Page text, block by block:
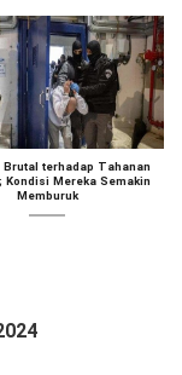
Brutal terhadap Tahanan
Kondisi Mereka Semakin
Memburuk